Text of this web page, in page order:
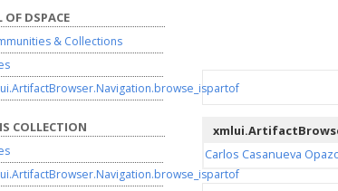
Carlos Casanueva
OF DSPACE
& Collections
COLLECTION